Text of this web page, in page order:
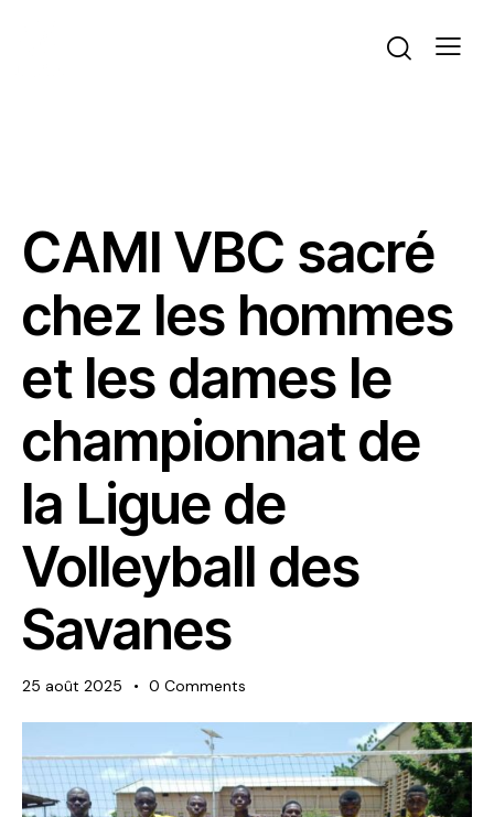
CAMI VBC sacré
chez les hommes
et les dames le
championnat de
la Ligue de
Volleyball des
Savanes
25 août 2025 0 Comments